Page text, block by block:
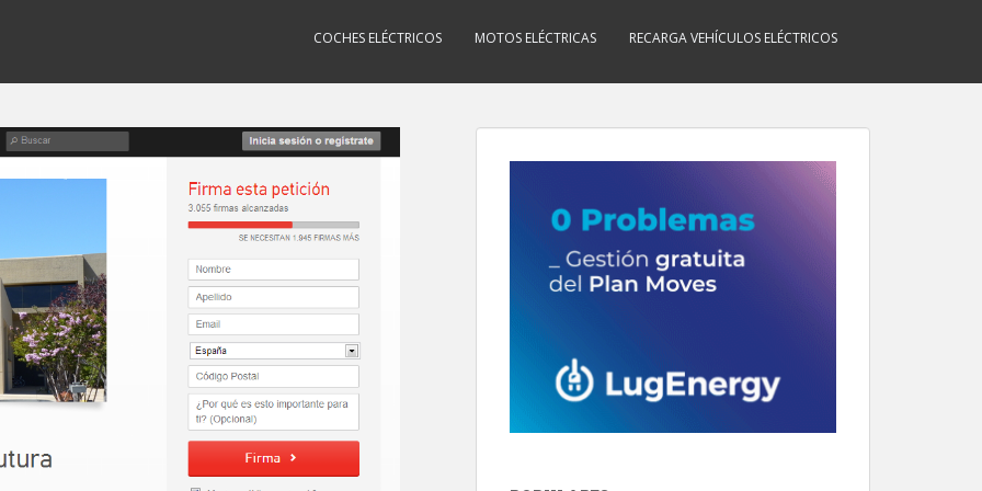
COCHES ELÉCTRICOS MOTOS ELÉCTRICAS RECARGA VEHÍCULOS ELÉCTRICOS